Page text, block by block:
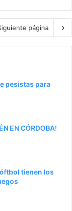
página
pesistas para
EN CÓRDOBA!
tienen los